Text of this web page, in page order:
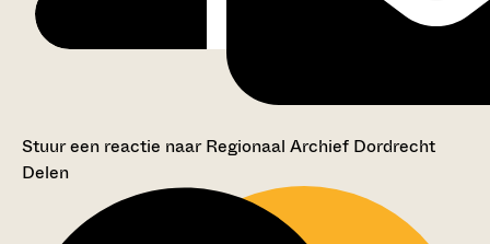
Stuur een reactie naar Regionaal Archief Dordrecht
Delen